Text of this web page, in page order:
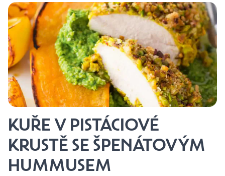
KUŘE V PISTÁCIOVÉ
KRUSTĚ SE ŠPENÁTOVÝM
HUMMUSEM